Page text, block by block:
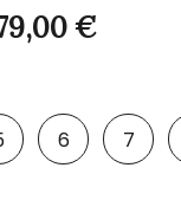
€
6 7